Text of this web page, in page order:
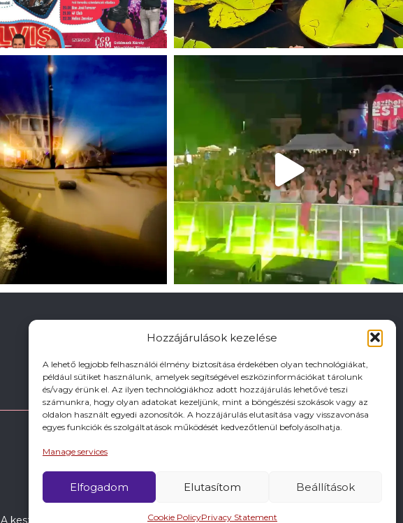
Hozzájárulások kezelése
A lehető legjobb felhasználói élmény biztosítása érdekében olyan technológiákat,
például sütiket használunk, amelyek segítségével eszközinformációkat tárolunk
és/vagy érünk el. Az ilyen technológiákhoz adott hozzájárulás lehetővé teszi
számunkra, hogy olyan adatokat kezeljünk, mint a böngészési szokások vagy az
oldalon használt egyedi azonosítók. A hozzájárulás elutasítása vagy visszavonása
egyes funkciók és szolgáltatások működését kedvezőtlenül befolyásolhatja.
Manage services
Elfogadom Elutasítom Beállítások
Cookie PolicyPrivacy Statement
A keszthely.hu KIADÓJA KESZTHELY VÁROS ÖNKORMÁNYZATA